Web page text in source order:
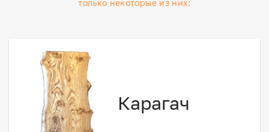
только некоторые из них:
Карагач